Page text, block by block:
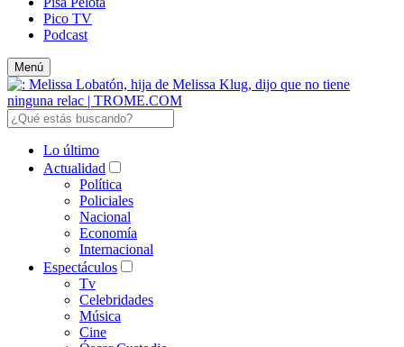
Pico TV
Podcast
Menú
Lo último
Actualidad
Política
Policiales
Nacional
Economía
Internacional
Espectáculos
Tv
Celebridades
Música
Cine